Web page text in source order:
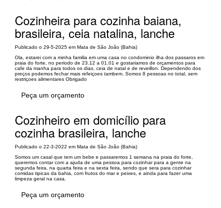
Cozinheira para cozinha baiana,
brasileira, ceia natalina, lanche
Publicado o 29-5-2025 em Mata de São João (Bahia)
Ola, estarei com a minha familia em uma casa no condominio ilha dos passaros em
praia do forte, no periodo de 23.12 a 01.01 e gostariamos de orçamentos para
cafe da manha para todos os dias, ceia de natal e de reveillon. Dependendo dos
preços podemos fechar mais refeiçoes tambem. Somos 8 pessoas no total, sem
restriçoes alimentares Obrigado
Peça um orçamento
Cozinheiro em domicílio para
cozinha brasileira, lanche
Publicado o 22-3-2022 em Mata de São João (Bahia)
Somos um casal que tem um bebe e passaremos 1 semana na praia do forte,
queremos contar com a ajuda de uma pessoa para cozinhar para a gente na
segunda feira, na quarta feira e na sexta feira, sendo que sera para cozinhar
comidas tipicas da bahia, com frutos do mar e peixes, e ainda para fazer uma
limpeza geral na casa.
Peça um orçamento